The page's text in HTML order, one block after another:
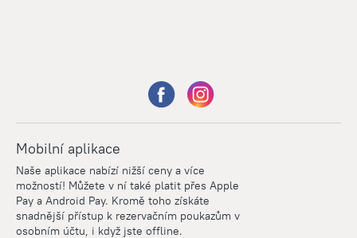
Mobilní aplikace
Naše aplikace nabízí nižší ceny a více
možností! Můžete v ní také platit přes Apple
Pay a Android Pay. Kromě toho získáte
snadnější přístup k rezervačním poukazům v
osobním účtu, i když jste offline.